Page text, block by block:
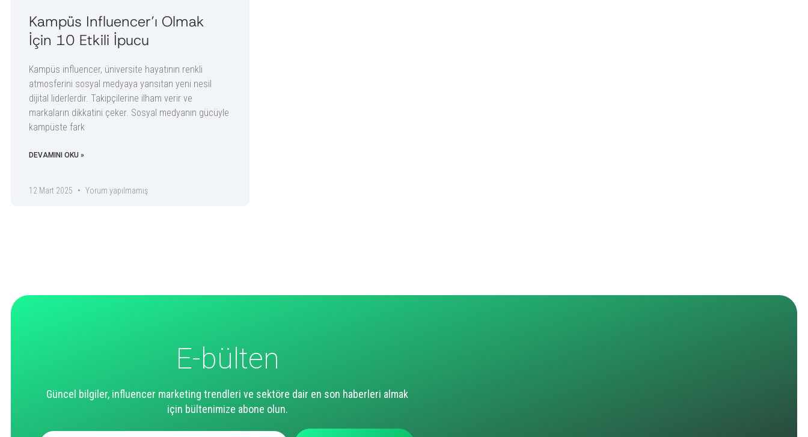
Kampüs Influencer’ı Olmak
İçin 10 Etkili İpucu
Kampüs influencer, üniversite hayatının renkli
atmosferini sosyal medyaya yansıtan yeni nesil
dijital liderlerdir. Takipçilerine ilham verir ve
markaların dikkatini çeker. Sosyal medyanın gücüyle
kampüste fark
DEVAMINI OKU »
12 Mart 2025 Yorum yapılmamış
E-bülten
Güncel bilgiler, influencer marketing trendleri ve sektöre dair en son haberleri almak
için bültenimize abone olun.